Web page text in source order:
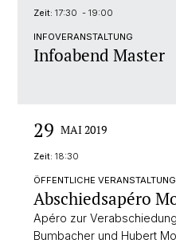
Zeit: 17:30 - 19:00
INFOVERANSTALTUNG
Infoabend Master
29 MAI 2019
Zeit: 18:30
ÖFFENTLICHE VERANSTALTUNG
Abschiedsapéro
Apéro zur
Bumbacher und Hubert